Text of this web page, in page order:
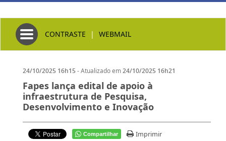
Toggle navigation
CONTRASTE | WEBMAIL
24/10/2025 16h15- Atualizado em 24/10/2025 16h21
Fapes lança edital de apoio à
infraestrutura de Pesquisa,
Desenvolvimento e Inovação
Compartilhar Imprimir